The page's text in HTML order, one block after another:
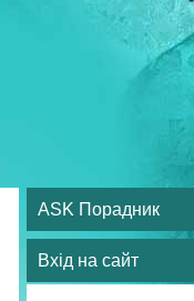
ASK Порадник
Вхід на сайт